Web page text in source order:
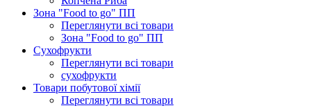
Зона "Food to go" ПП
Переглянути всі товари
Зона "Food to go" ПП
Сухофрукти
Переглянути всі товари
сухофрукти
Товари побутової хімії
Переглянути всі товари